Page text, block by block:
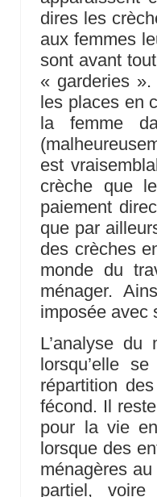
dires les
aux femmes
sont avant
« garderies
les places en
la femme
est
crèche que
paiement
que par
des crèches
monde du
ménager.
imposée avec
L’analyse du
lorsqu’elle
répartition
fécond. Il
pour la vie
lorsque des
ménagères
partiel,